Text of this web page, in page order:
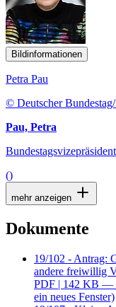
Bildinformationen
Petra Pau
© Deutscher
Pau, Petra
()
mehr anzeigen
Dokumente
19/102 - Antrag:
andere freiwillig
PDF | 142 KB —
ein neues Fenster)